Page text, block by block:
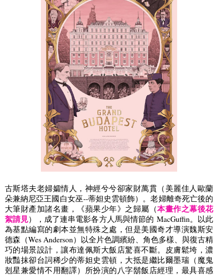
古斯塔夫老婦孀情人，神經兮兮卻家財萬貫（美麗佳人歐蘭
朵兼納尼亞王國白女巫--蒂妲史雲頓飾） 。老婦離奇死亡後的
大筆財產加諸名畫，
《蘋果少年》 之歸屬（本畫作之幕後花
絮請見） ，成了連串電影各方人馬與情節的 MacGuffin。以此
為基點編寫的劇本並無特殊之處，但是美國奇才導演魏斯安
德森（Wes Anderson） 以全片色調繽紛 角色多樣
與復古精
巧的場景設計，讓布達佩斯大飯店驚喜不斷。皮膚鬆垮，濃
妝豔抹卻台詞稀少的蒂妲史雲頓，大抵是繼比爾墨瑞（魔鬼
剋星兼愛情不用翻譯）
所扮演的八字鬍飯店經理，最具喜感